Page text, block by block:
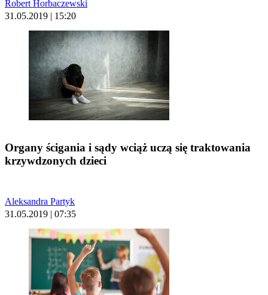
Robert Horbaczewski
31.05.2019 | 15:20
Organy ścigania i sądy wciąż uczą się traktowania
krzywdzonych dzieci
Aleksandra Partyk
31.05.2019 | 07:35